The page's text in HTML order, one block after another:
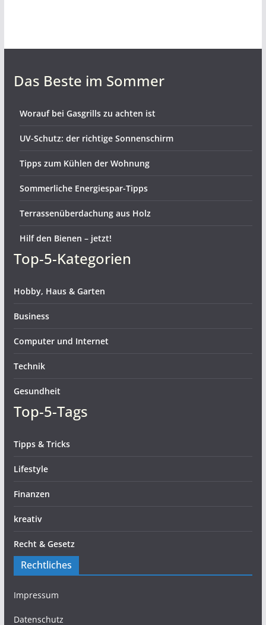
Das Beste im Sommer
Worauf bei Gasgrills zu achten ist
UV-Schutz: der richtige Sonnenschirm
Tipps zum Kühlen der Wohnung
Sommerliche Energiespar-Tipps
Terrassenüberdachung aus Holz
Hilf den Bienen – jetzt!
Top-5-Kategorien
Hobby, Haus & Garten
Business
Computer und Internet
Technik
Gesundheit
Top-5-Tags
Tipps & Tricks
Lifestyle
Finanzen
kreativ
Recht & Gesetz
Rechtliches
Impressum
Datenschutz